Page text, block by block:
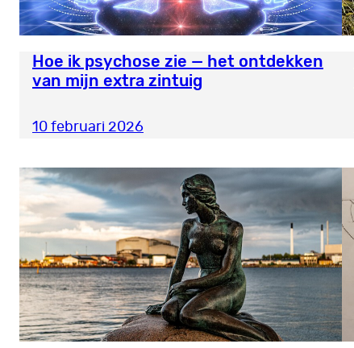
Hoe ik psychose zie — het ontdekken
van mijn extra zintuig
10 februari 2026